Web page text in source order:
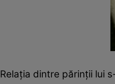
Relația dintre părinții lui